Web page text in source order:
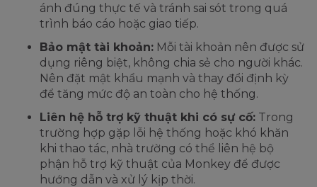
ánh đúng thực tế và tránh sai sót trong quá
trình báo cáo hoặc giao tiếp.
Bảo mật tài khoản: Mỗi tài khoản nên được sử
dụng riêng biệt, không chia sẻ cho người khác.
Nên đặt mật khẩu mạnh và thay đổi định kỳ
để tăng mức độ an toàn cho hệ thống.
Liên hệ hỗ trợ kỹ thuật khi có sự cố: Trong
trường hợp gặp lỗi hệ thống hoặc khó khăn
khi thao tác, nhà trường có thể liên hệ bộ
phận hỗ trợ kỹ thuật của Monkey để được
hướng dẫn và xử lý kịp thời.